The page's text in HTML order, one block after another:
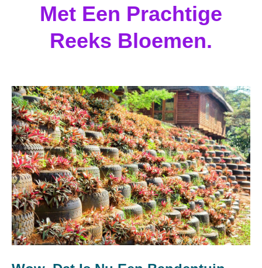
Met Een Prachtige
Reeks Bloemen.